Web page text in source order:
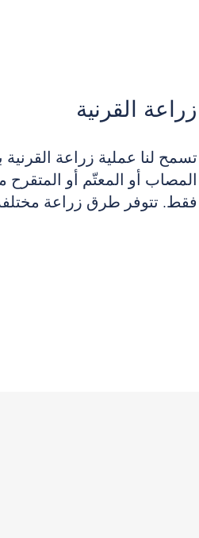
زراعة القرنية
تسمح لنا عملية زراعة القرنية
المصاب أو المعتّم أو المتقرح
فقط. تتوفر طرق زراعة مختلفة